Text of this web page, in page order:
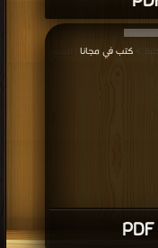
كتب في مجانا